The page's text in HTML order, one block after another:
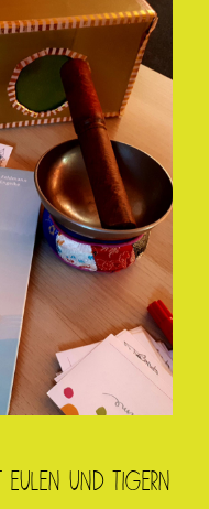
Eulen und Tigern